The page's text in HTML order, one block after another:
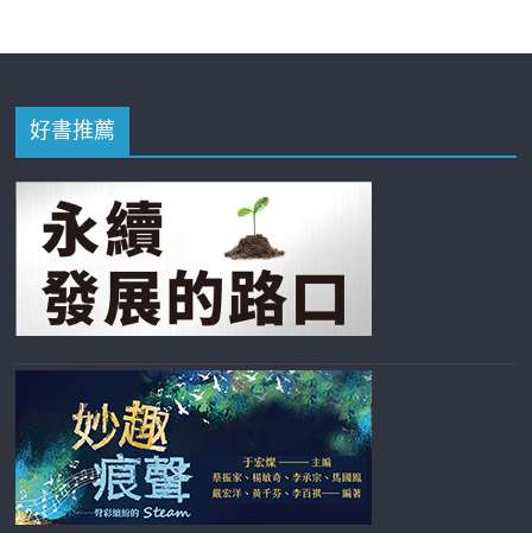
好書推薦